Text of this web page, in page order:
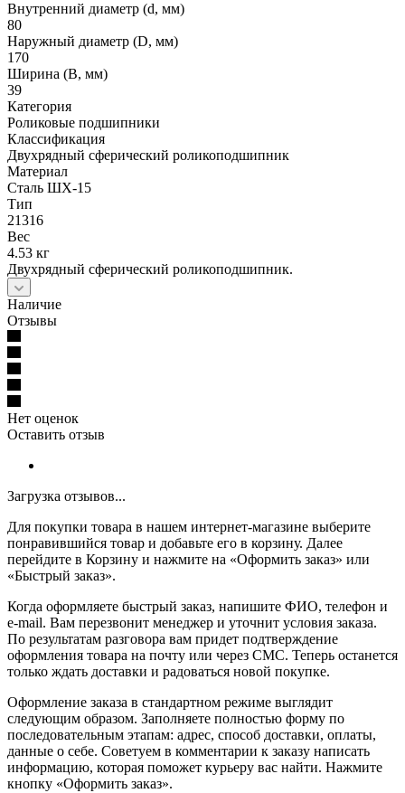
Внутренний диаметр (d, мм)
80
Наружный диаметр (D, мм)
170
Ширина (B, мм)
39
Категория
Роликовые подшипники
Классификация
Двухрядный сферический роликоподшипник
Материал
Сталь ШХ-15
Тип
21316
Вес
4.53 кг
Двухрядный сферический роликоподшипник.
Наличие
Отзывы
Нет оценок
Оставить отзыв
Загрузка отзывов...
Для покупки товара в нашем интернет-магазине выберите
понравившийся товар и добавьте его в корзину. Далее
перейдите в Корзину и нажмите на «Оформить заказ» или
«Быстрый заказ».
Когда оформляете быстрый заказ, напишите ФИО, телефон и
e-mail. Вам перезвонит менеджер и уточнит условия заказа.
По результатам разговора вам придет подтверждение
оформления товара на почту или через СМС. Теперь останется
только ждать доставки и радоваться новой покупке.
Оформление заказа в стандартном режиме выглядит
следующим образом. Заполняете полностью форму по
последовательным этапам: адрес, способ доставки, оплаты,
данные о себе. Советуем в комментарии к заказу написать
информацию, которая поможет курьеру вас найти. Нажмите
кнопку «Оформить заказ».